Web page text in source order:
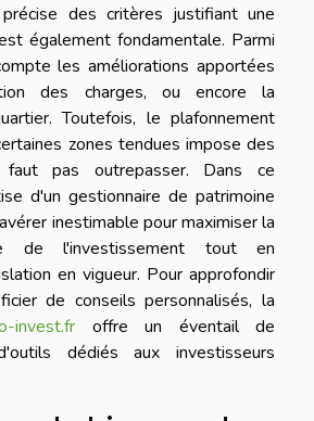
précise des critères justifiant une
également fondamentale. Parmi
les améliorations apportées
des charges, ou encore la
Toutefois, le plafonnement
zones tendues impose des
pas outrepasser. Dans ce
d'un gestionnaire de patrimoine
inestimable pour maximiser la
de l'investissement tout en
en vigueur. Pour approfondir
de conseils personnalisés, la
invest.fr offre un éventail de
dédiés aux investisseurs